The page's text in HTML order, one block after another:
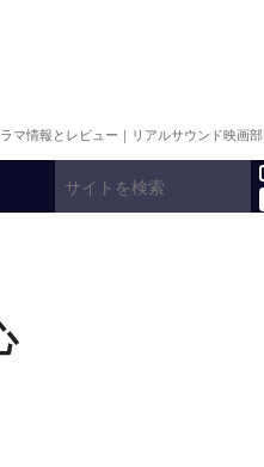
マ情報とレビュー｜リアルサウンド映画部